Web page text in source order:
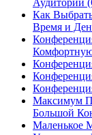
Аудитории
Как
Время и
Максимум
Большой
Маленькое